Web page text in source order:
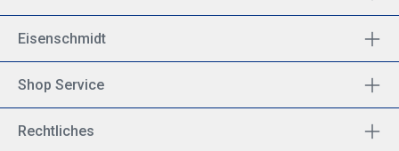
Eisenschmidt
Shop Service
Rechtliches